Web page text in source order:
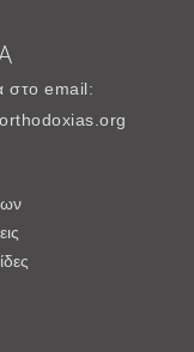
στο email: